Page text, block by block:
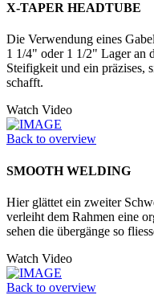
X-TAPER HEADTUBE
Die Verwendung eines
1 1/4" oder 1 1/2" Lager an
Steifigkeit und ein präzises,
schafft.
Watch Video
Back to overview
SMOOTH WELDING
Hier glättet ein zweiter
verleiht dem Rahmen eine
sehen die übergänge so
Watch Video
Back to overview